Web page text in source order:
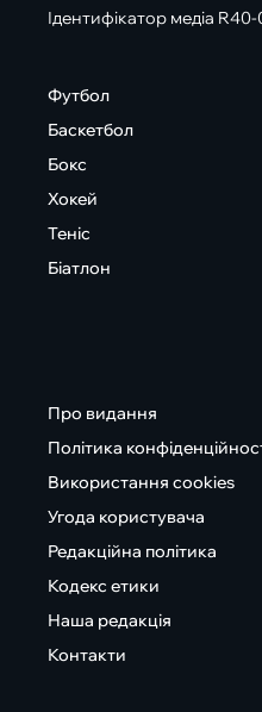
Ідентифікатор медіа
Футбол
Баскетбол
Бокс
Хокей
Теніс
Біатлон
Про видання
Політика
Використання cookies
Угода користувача
Редакційна політика
Кодекс етики
Наша редакція
Контакти